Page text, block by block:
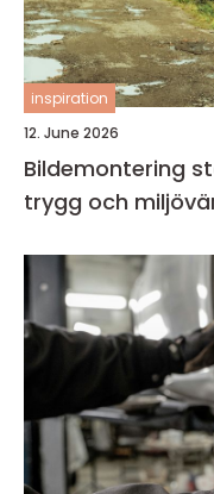
inspiration
12. June 2026
Bildemontering stockholm
trygg och